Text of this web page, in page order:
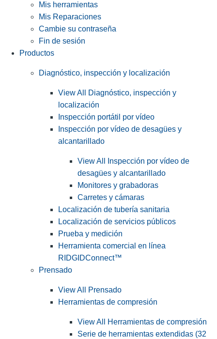
Mis herramientas
Mis Reparaciones
Cambie su contraseña
Fin de sesión
Productos
Diagnóstico, inspección y localización
View All Diagnóstico, inspección y
localización
Inspección portátil por vídeo
Inspección por vídeo de desagües y
alcantarillado
View All Inspección por vídeo de
desagües y alcantarillado
Monitores y grabadoras
Carretes y cámaras
Localización de tubería sanitaria
Localización de servicios públicos
Prueba y medición
Herramienta comercial en línea
RIDGIDConnect™
Prensado
View All Prensado
Herramientas de compresión
View All Herramientas de compresión
Serie de herramientas extendidas (32